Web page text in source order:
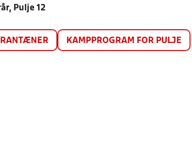
Pulje 12
KAMPPROGRAM FOR PULJE